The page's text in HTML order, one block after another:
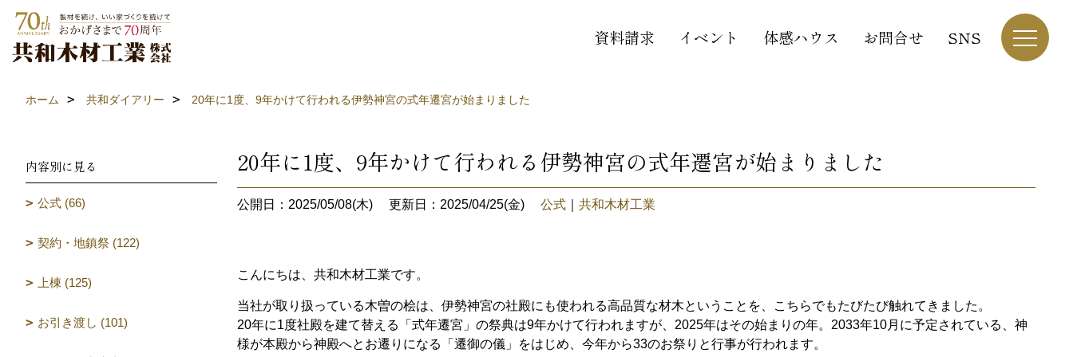
資料請求 イベント 体感ハウス お問合せ SNS
ホーム 共和ダイアリー 20年に1度、9年かけて行われる伊勢神宮の式年遷宮が始まりました
20年に1度、9年かけて行われる伊勢神宮の式年遷宮が始まりました
公開日：2025/05/08(木) 更新日：2025/04/25(金) 公式 共和木材工業
こんにちは、共和木材工業です。
当社が取り扱っている木曽の桧は、伊勢神宮の社殿にも使われる高品質な材木ということを、こちらでもたびたび触れてきました。
20年に1度社殿を建て替える「式年遷宮」の祭典は9年かけて行われますが、2025年はその始まりの年。2033年10月に予定されている、神
様が本殿から神殿へとお遷りになる「遷御の儀」をはじめ、今年から33のお祭りと行事が行われます。
内容別に見る
公式 (66)
契約・地鎮祭 (122)
上棟 (125)
お引き渡し (101)